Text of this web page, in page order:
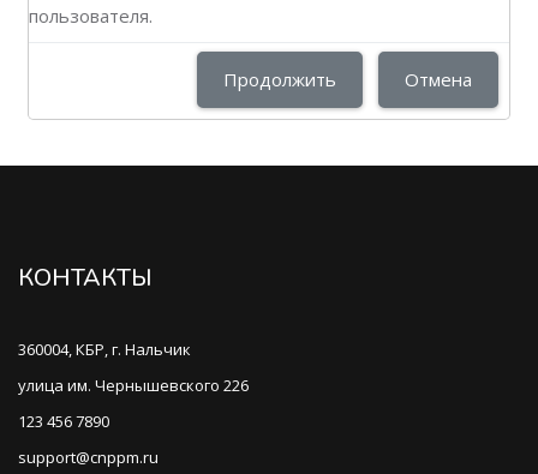
пользователя.
Продолжить Отмена
КОНТАКТЫ
360004, КБР, г. Нальчик
улица им. Чернышевского 226
123 456 7890
support@cnppm.ru